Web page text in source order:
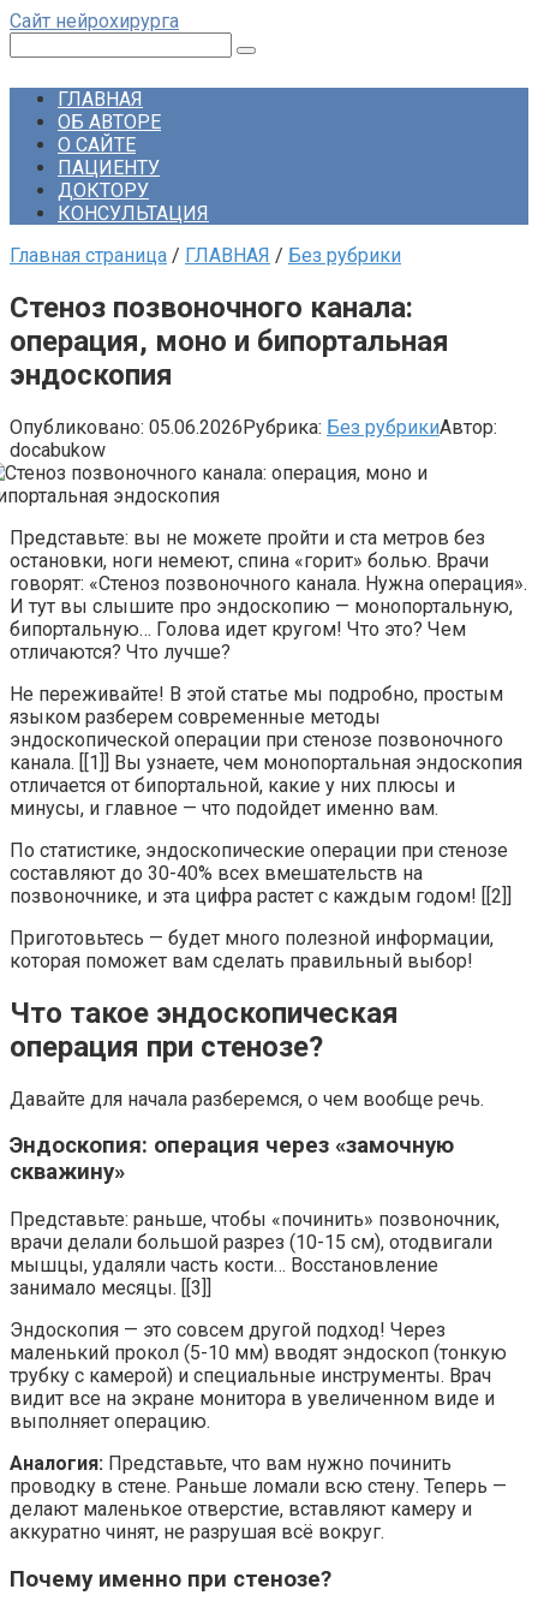
Перейти
контенту
Сайт нейрохирурга
ГЛАВНАЯ
ОБ АВТОРЕ
О САЙТЕ
ПАЦИЕНТУ
ДОКТОРУ
КОНСУЛЬТАЦИЯ
Главная страница / ГЛАВНАЯ / Без рубрики
Стеноз позвоночного канала:
операция, моно и бипортальная
эндоскопия
Опубликовано: 05.06.2026Рубрика: Без рубрикиАвтор:
docabukow
Представьте: вы не можете пройти и ста метров без
остановки, ноги немеют, спина «горит» болью. Врачи
говорят: «Стеноз позвоночного канала. Нужна операция».
И тут вы слышите про эндоскопию — монопортальную,
бипортальную… Голова идет кругом! Что это? Чем
отличаются? Что лучше?
Не переживайте! В этой статье мы подробно, простым
языком разберем современные методы
эндоскопической операции при стенозе позвоночного
канала. [[1]] Вы узнаете, чем монопортальная эндоскопия
отличается от бипортальной, какие у них плюсы и
минусы, и главное — что подойдет именно вам.
По статистике, эндоскопические операции при стенозе
составляют до 30-40% всех вмешательств на
позвоночнике, и эта цифра растет с каждым годом! [[2]]
Приготовьтесь — будет много полезной информации,
которая поможет вам сделать правильный выбор!
Что такое эндоскопическая
операция при стенозе?
Давайте для начала разберемся, о чем вообще речь.
Эндоскопия: операция через «замочную
скважину»
Представьте: раньше, чтобы «починить» позвоночник,
врачи делали большой разрез (10-15 см), отодвигали
мышцы, удаляли часть кости… Восстановление
занимало месяцы. [[3]]
Эндоскопия — это совсем другой подход! Через
маленький прокол (5-10 мм) вводят эндоскоп (тонкую
трубку с камерой) и специальные инструменты. Врач
видит все на экране монитора в увеличенном виде и
выполняет операцию.
Аналогия: Представьте, что вам нужно починить
проводку в стене. Раньше ломали всю стену. Теперь —
делают маленькое отверстие, вставляют камеру и
аккуратно чинят, не разрушая всё вокруг.
Почему именно при стенозе?